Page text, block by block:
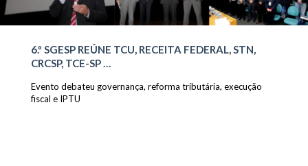
6.º SGESP REÚNE TCU, RECEITA FEDERAL, STN,
CRCSP, TCE-SP …
Evento debateu governança, reforma tributária, execução
fiscal e IPTU